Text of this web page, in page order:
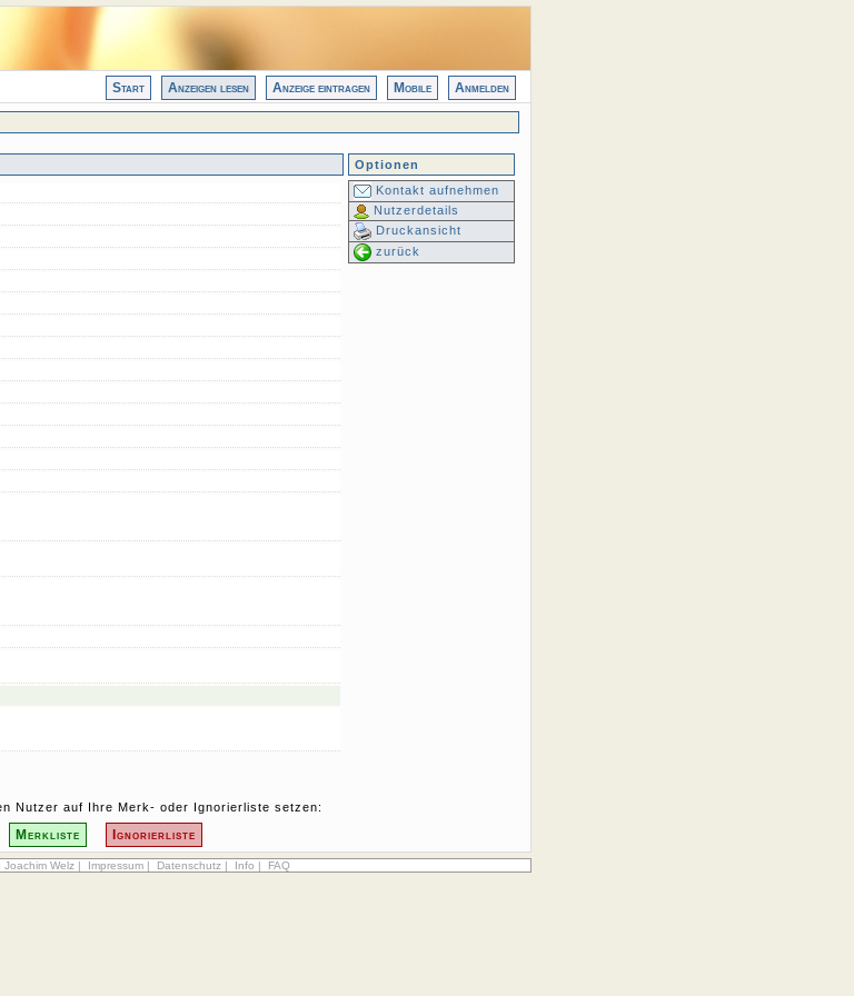
Start Anzeigen lesen Anzeige eintragen Mobile Anmelden
Optionen
Kontakt aufnehmen
Nutzerdetails
Druckansicht
zurück
Nutzer auf Ihre Merk- oder Ignorierliste setzen:
Merkliste Ignorierliste
Welz | Impressum| Datenschutz| Info | FAQ